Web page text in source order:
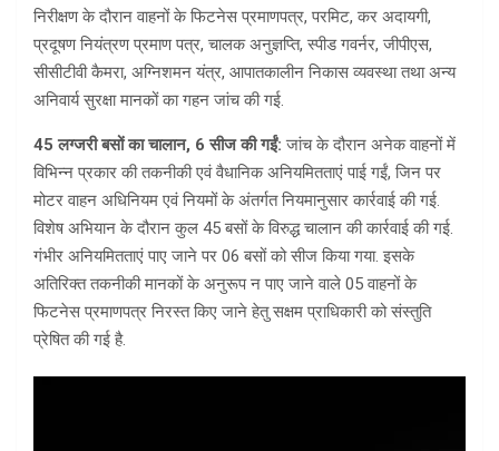
निरीक्षण के दौरान वाहनों के फिटनेस प्रमाणपत्र, परमिट, कर अदायगी,
प्रदूषण नियंत्रण प्रमाण पत्र, चालक अनुज्ञप्ति, स्पीड गवर्नर, जीपीएस,
सीसीटीवी कैमरा, अग्निशमन यंत्र, आपातकालीन निकास व्यवस्था तथा अन्य
अनिवार्य सुरक्षा मानकों का गहन जांच की गई.
45 लग्जरी बसों का चालान, 6 सीज की गईं:जांच के दौरान अनेक वाहनों में
विभिन्न प्रकार की तकनीकी एवं वैधानिक अनियमितताएं पाई गईं, जिन पर
मोटर वाहन अधिनियम एवं नियमों के अंतर्गत नियमानुसार कार्रवाई की गई.
विशेष अभियान के दौरान कुल 45 बसों के विरुद्ध चालान की कार्रवाई की गई.
गंभीर अनियमितताएं पाए जाने पर 06 बसों को सीज किया गया. इसके
अतिरिक्त तकनीकी मानकों के अनुरूप न पाए जाने वाले 05 वाहनों के
फिटनेस प्रमाणपत्र निरस्त किए जाने हेतु सक्षम प्राधिकारी को संस्तुति
प्रेषित की गई है.